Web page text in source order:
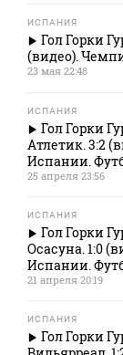
ИСПАНИЯ
Гол Горки
(видео).
23 мая 22:48
ИСПАНИЯ
Гол Горки
Атлетик. 3:2
Испании.
25 апреля 23:56
ИСПАНИЯ
Гол Горки
Осасуна. 1:0
Испании.
21 апреля 20:19
ИСПАНИЯ
Гол Горки